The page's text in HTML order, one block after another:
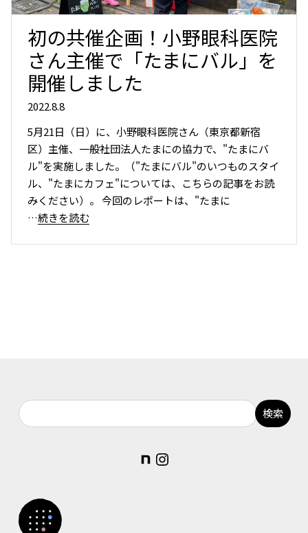
初の共催企画！小野眼科医院
さん主催で「たまにバル」を
開催しました
2022.8.8
5月21日（日）に、小野眼科医院さん（東京都新宿
区）主催、一般社団法人たまにの協力で、"たまにバ
ル"を実施しました。（"たまにバル"のいつものスタイ
ル、"たまにカフェ"については、こちらの記事をお読
みください）。 今回のレポートは、"たまに
…続きを読む
noteInstagram